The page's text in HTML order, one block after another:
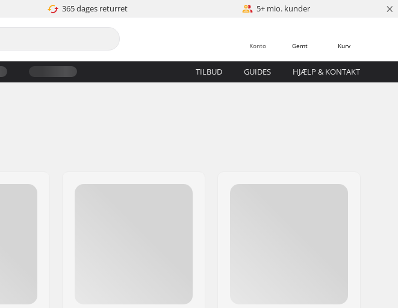
365 dages returret 5+ mio. kunder ×
Kurv
Gemt
Konto
TILBUD GUIDES HJÆLP & KONTAKT